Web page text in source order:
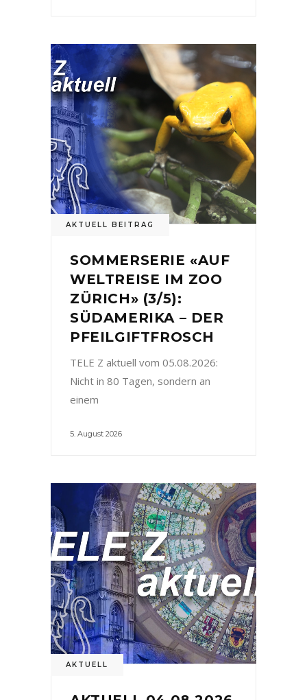
AKTUELL BEITRAG
SOMMERSERIE «AUF
WELTREISE IM ZOO
ZÜRICH» (3/5):
SÜDAMERIKA – DER
PFEILGIFTFROSCH
TELE Z aktuell vom 05.08.2026:
Nicht in 80 Tagen, sondern an
einem
5. August 2026
AKTUELL